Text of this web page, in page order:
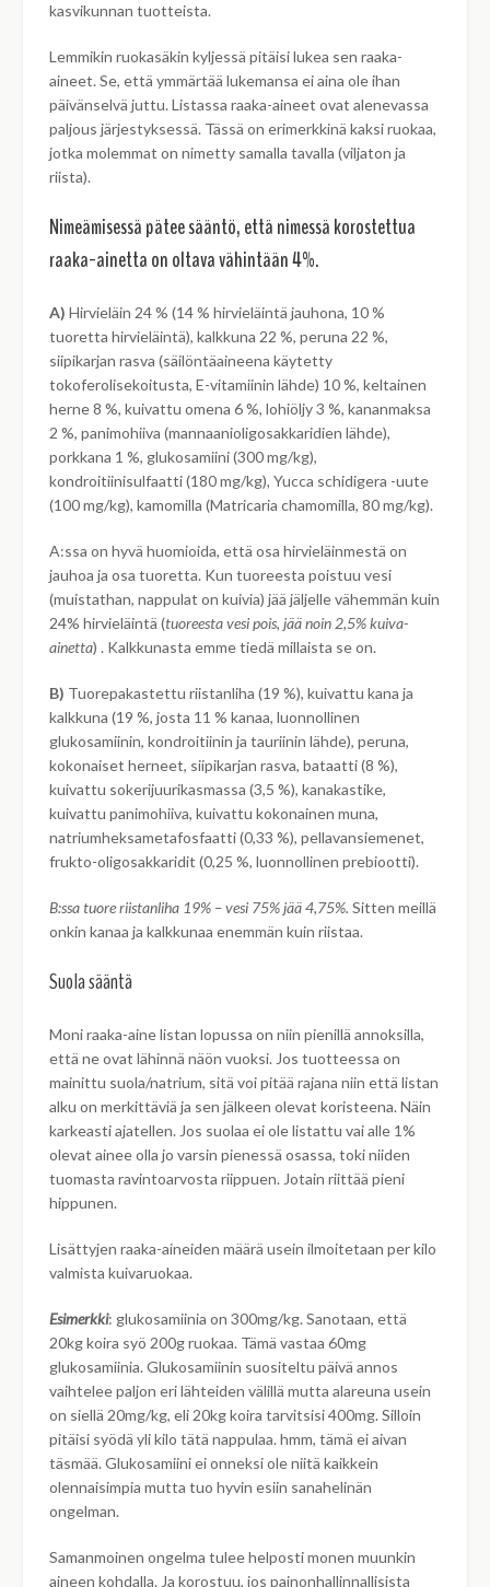
kasvikunnan tuotteista.
Lemmikin ruokasäkin kyljessä pitäisi lukea sen raaka-
aineet. Se, että ymmärtää lukemansa ei aina ole ihan
päivänselvä juttu. Listassa raaka-aineet ovat alenevassa
paljous järjestyksessä. Tässä on erimerkkinä kaksi ruokaa,
jotka molemmat on nimetty samalla tavalla (viljaton ja
riista).
Nimeämisessä pätee sääntö, että nimessä korostettua
raaka-ainetta on oltava vähintään 4%.
A) Hirvieläin 24 % (14 % hirvieläintä jauhona, 10 %
tuoretta hirvieläintä), kalkkuna 22 %, peruna 22 %,
siipikarjan rasva (säilöntäaineena käytetty
tokoferolisekoitusta, E-vitamiinin lähde) 10 %, keltainen
herne 8 %, kuivattu omena 6 %, lohiöljy 3 %, kananmaksa
2 %, panimohiiva (mannaanioligosakkaridien lähde),
porkkana 1 %, glukosamiini (300 mg/kg),
kondroitiinisulfaatti (180 mg/kg), Yucca schidigera -uute
(100 mg/kg), kamomilla (Matricaria chamomilla, 80 mg/kg).
A:ssa on hyvä huomioida, että osa hirvieläinmestä on
jauhoa ja osa tuoretta. Kun tuoreesta poistuu vesi
(muistathan, nappulat on kuivia) jää jäljelle vähemmän kuin
24% hirvieläintä (tuoreesta vesi pois, jää noin 2,5% kuiva-
ainetta) . Kalkkunasta emme tiedä millaista se on.
B) Tuorepakastettu riistanliha (19 %), kuivattu kana ja
kalkkuna (19 %, josta 11 % kanaa, luonnollinen
glukosamiinin, kondroitiinin ja tauriinin lähde), peruna,
kokonaiset herneet, siipikarjan rasva, bataatti (8 %),
kuivattu sokerijuurikasmassa (3,5 %), kanakastike,
kuivattu panimohiiva, kuivattu kokonainen muna,
natriumheksametafosfaatti (0,33 %), pellavansiemenet,
frukto-oligosakkaridit (0,25 %, luonnollinen prebiootti).
B:ssa tuore riistanliha 19% – vesi 75% jää 4,75%. Sitten meillä
onkin kanaa ja kalkkunaa enemmän kuin riistaa.
Suola sääntä
Moni raaka-aine listan lopussa on niin pienillä annoksilla,
että ne ovat lähinnä näön vuoksi. Jos tuotteessa on
mainittu suola/natrium, sitä voi pitää rajana niin että listan
alku on merkittäviä ja sen jälkeen olevat koristeena. Näin
karkeasti ajatellen. Jos suolaa ei ole listattu vai alle 1%
olevat ainee olla jo varsin pienessä osassa, toki niiden
tuomasta ravintoarvosta riippuen. Jotain riittää pieni
hippunen.
Lisättyjen raaka-aineiden määrä usein ilmoitetaan per kilo
valmista kuivaruokaa.
Esimerkki: glukosamiinia on 300mg/kg. Sanotaan, että
20kg koira syö 200g ruokaa. Tämä vastaa 60mg
glukosamiinia. Glukosamiinin suositeltu päivä annos
vaihtelee paljon eri lähteiden välillä mutta alareuna usein
on siellä 20mg/kg, eli 20kg koira tarvitsisi 400mg. Silloin
pitäisi syödä yli kilo tätä nappulaa. hmm, tämä ei aivan
täsmää. Glukosamiini ei onneksi ole niitä kaikkein
olennaisimpia mutta tuo hyvin esiin sanahelinän
ongelman.
Samanmoinen ongelma tulee helposti monen muunkin
aineen kohdalla. Ja korostuu, jos painonhallinnallisista